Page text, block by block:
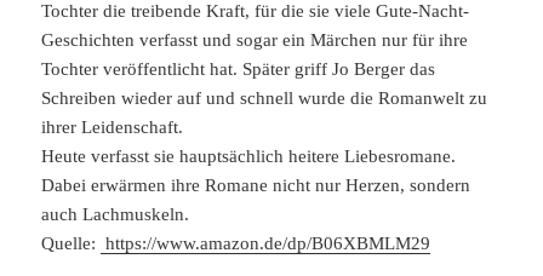
Tochter die treibende Kraft, für die sie viele Gute-Nacht-
Geschichten verfasst und sogar ein Märchen nur für ihre
Tochter veröffentlicht hat. Später griff Jo Berger das
Schreiben wieder auf und schnell wurde die Romanwelt zu
ihrer Leidenschaft.
Heute verfasst sie hauptsächlich heitere Liebesromane.
Dabei erwärmen ihre Romane nicht nur Herzen, sondern
auch Lachmuskeln.
Quelle: https://www.amazon.de/dp/B06XBMLM29